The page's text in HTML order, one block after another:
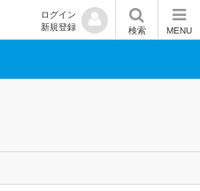
ログイン
新規登録
検索 MENU